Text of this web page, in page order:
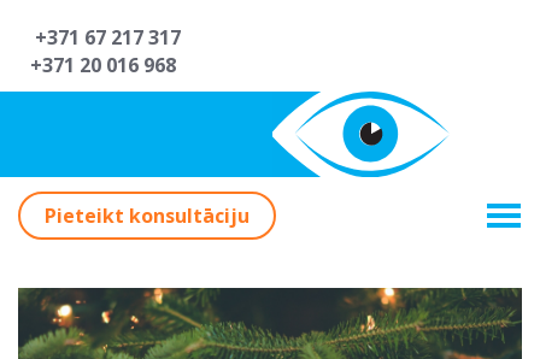
+371 67 217 317
+371 20 016 968
Pieteikt konsultāciju